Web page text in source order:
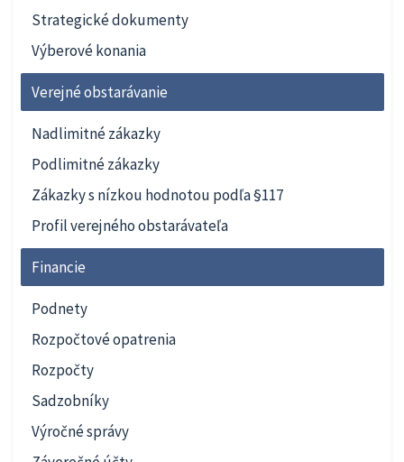
Strategické dokumenty
Výberové konania
Verejné obstarávanie
Nadlimitné zákazky
Podlimitné zákazky
Zákazky s nízkou hodnotou podľa §117
Profil verejného obstarávateľa
Financie
Podnety
Rozpočtové opatrenia
Rozpočty
Sadzobníky
Výročné správy